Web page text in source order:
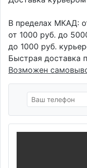
В пределах МКАД:
от 1000 руб. до
до 1000 руб.
Быстрая доставка
Возможен